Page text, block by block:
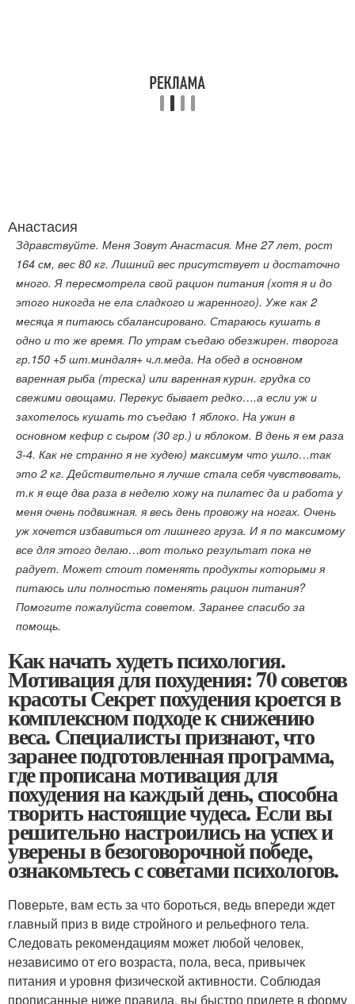
Анастасия
Здравствуйте. Меня Зовут Анастасия. Мне 27 лет, рост
164 см, вес 80 кг. Лишний вес присутствует и достаточно
много. Я пересмотрела свой рацион питания (хотя я и до
этого никогда не ела сладкого и жаренного). Уже как 2
месяца я питаюсь сбалансировано. Стараюсь кушать в
одно и то же время. По утрам съедаю обезжирен. творога
гр.150 +5 шт.миндаля+ ч.л.меда. На обед в основном
варенная рыба (треска) или варенная курин. грудка со
свежими овощами. Перекус бывает редко….а если уж и
захотелось кушать то съедаю 1 яблоко. На ужин в
основном кефир с сыром (30 гр.) и яблоком. В день я ем раза
3-4. Как не странно я не худею) максимум что ушло…так
это 2 кг. Действительно я лучше стала себя чувствовать,
т.к я еще два раза в неделю хожу на пилатес да и работа у
меня очень подвижная. я весь день провожу на ногах. Очень
уж хочется избавиться от лишнего груза. И я по максимому
все для этого делаю…вот только результат пока не
радует. Может стоит поменять продукты которыми я
питаюсь или полностью поменять рацион питания?
Помогите пожалуйста советом. Заранее спасибо за
помощь.
Как начать худеть психология.
Мотивация для похудения: 70 советов
красоты Секрет похудения кроется в
комплексном подходе к снижению
веса. Специалисты признают, что
заранее подготовленная программа,
где прописана мотивация для
похудения на каждый день, способна
творить настоящие чудеса. Если вы
решительно настроились на успех и
уверены в безоговорочной победе,
ознакомьтесь с советами психологов.
Поверьте, вам есть за что бороться, ведь впереди ждет
главный приз в виде стройного и рельефного тела.
Следовать рекомендациям может любой человек,
независимо от его возраста, пола, веса, привычек
питания и уровня физической активности. Соблюдая
прописанные ниже правила, вы быстро придете в форму